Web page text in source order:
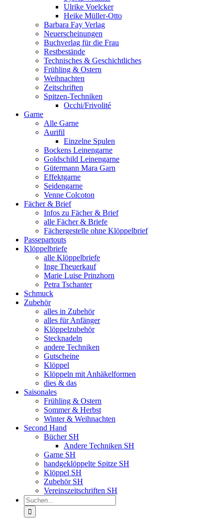
Ulrike Voelcker
Heike Müller-Otto
Barbara Fay Verlag
Neuerscheinungen
Buchverlag für die Frau
Restbestände
Technisches & Geschichtliches
Frühling & Ostern
Weihnachten
Zeitschriften
Spitzen-Techniken
Occhi/Frivolité
Garne
Alle Garne
Aurifil
Einzelne Spulen
Bockens Leinengarne
Goldschild Leinengarne
Gütermann Mara Garn
Effektgarne
Seidengarne
Venne Colcoton
Fächer & Brief
Infos zu Fächer & Brief
alle Fächer & Briefe
Fächergestelle ohne Klöppelbrief
Passepartouts
Klöppelbriefe
alle Klöppelbriefe
Inge Theuerkauf
Marie Luise Prinzhorn
Petra Tschanter
Schmuck
Zubehör
alles in Zubehör
alles für Anfänger
Klöppelzubehör
Stecknadeln
andere Techniken
Gutscheine
Klöppel
Klöppeln mit Anhäkelformen
dies & das
Saisonales
Frühling & Ostern
Sommer & Herbst
Winter & Weihnachten
Second Hand
Bücher SH
Andere Techniken SH
Garne SH
handgeklöppelte Spitze SH
Klöppel SH
Zubehör SH
Vereinszeitschriften SH
Suche
nach: